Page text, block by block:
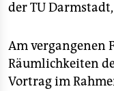
der TU
Am vergangenen
Räumlichkeiten
Vortrag im